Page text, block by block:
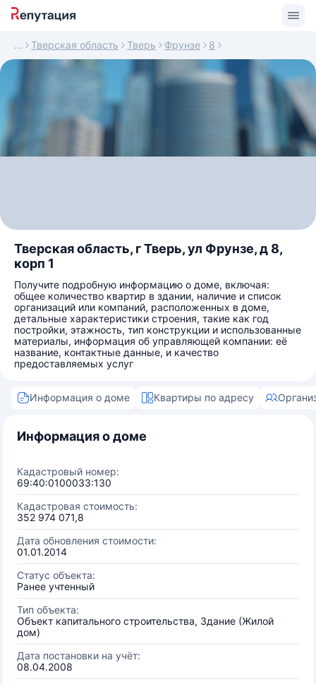
Тверская область Тверь Фрунзе 8
Тверская область, г Тверь, ул Фрунзе, д 8,
корп 1
Получите подробную информацию о доме, включая:
общее количество квартир в здании, наличие и список
организаций или компаний, расположенных в доме,
детальные характеристики строения, такие как год
постройки, этажность, тип конструкции и использованные
материалы, информация об управляющей компании: её
название, контактные данные, и качество
предоставляемых услуг
Информация о доме Квартиры по адресу
Информация о доме
Кадастровый номер:
69:40:0100033:130
Кадастровая стоимость:
352 974 071,8
Дата обновления стоимости:
01.01.2014
Статус объекта:
Ранее учтенный
Тип объекта:
Объект капитального строительства, Здание (Жилой
дом)
Дата постановки на учёт:
08.04.2008